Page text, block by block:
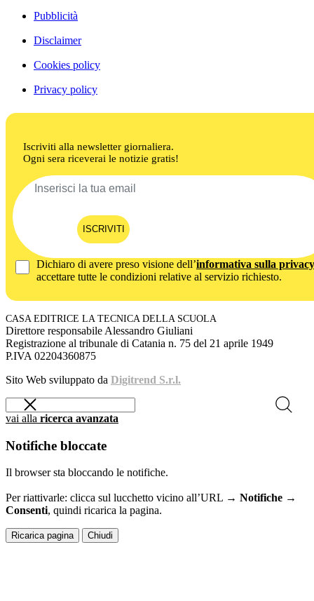
Pubblicità
Disclaimer
Cookies policy
Privacy policy
Iscriviti alla newsletter giornaliera.
Ogni sera riceverai le notizie gratis!
ISCRIVITI
Dichiaro di avere preso visione dell’informativa sulla privacy
accettare tutte le condizioni relative al servizio richiesto.
CASA EDITRICE LA TECNICA DELLA SCUOLA
Direttore responsabile Alessandro Giuliani
Registrazione al tribunale di Catania n. 75 del 21 aprile 1949
P.IVA 02204360875
Sito Web sviluppato da Digitrend S.r.l.
vai alla ricerca avanzata
Notifiche bloccate
Il browser sta bloccando le notifiche.
Per riattivarle: clicca sul lucchetto vicino all’URL → Notifiche →
Consenti, quindi ricarica la pagina.
Ricarica pagina Chiudi